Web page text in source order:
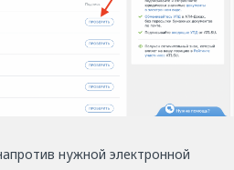
нужной электронной